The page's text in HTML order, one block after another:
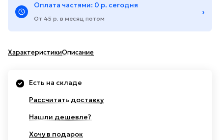
Оплата частями: 0 р. сегодня
От 45 р. в месяц потом
›
ХарактеристикиОписание
Есть на складе
Рассчитать доставку
Нашли дешевле?
Хочу в подарок